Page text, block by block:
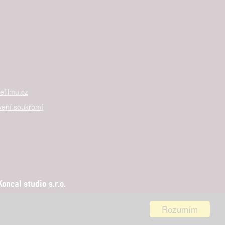
Rozumím
soukromí
studio s.r.o.
5